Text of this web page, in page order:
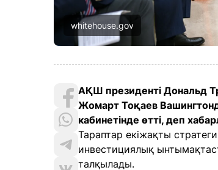
whitehouse.gov
АҚШ президенті Дональд
Жомарт Тоқаев
кабинетінде өтті, деп
Тараптар екіжақты
инвестициялық
талқылады.